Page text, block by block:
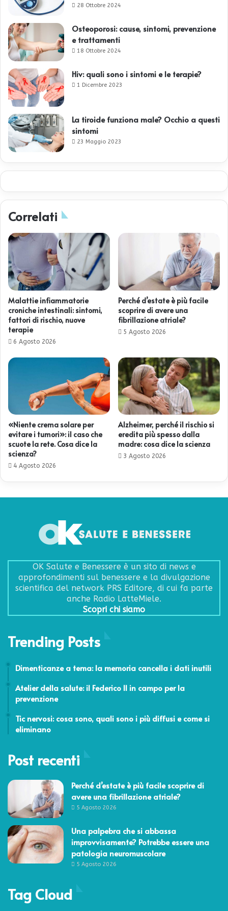
28 Ottobre 2024
Osteoporosi: cause, sintomi, prevenzione
e trattamenti
18 Ottobre 2024
Hiv: quali sono i sintomi e le terapie?
1 Dicembre 2023
La tiroide funziona male? Occhio a questi
sintomi
23 Maggio 2023
Correlati
Malattie infiammatorie
croniche intestinali: sintomi,
fattori di rischio, nuove
terapie
6 Agosto 2026
Perché d’estate è più facile
scoprire di avere una
fibrillazione atriale?
5 Agosto 2026
«Niente crema solare per
evitare i tumori»: il caso che
scuote la rete. Cosa dice la
scienza?
4 Agosto 2026
Alzheimer, perché il rischio si
eredita più spesso dalla
madre: cosa dice la scienza
3 Agosto 2026
OK Salute e Benessere è un sito di news e
approfondimenti sul benessere e la divulgazione
scientifica del network PRS Editore, di cui fa parte
anche Radio LatteMiele.
Scopri chi siamo
Trending Posts
Dimenticanze a tema: la memoria cancella i dati inutili
Atelier della salute: il Federico II in campo per la
prevenzione
Tic nervosi: cosa sono, quali sono i più diffusi e come si
eliminano
Post recenti
Perché d’estate è più facile scoprire di
avere una fibrillazione atriale?
5 Agosto 2026
Una palpebra che si abbassa
improvvisamente? Potrebbe essere una
patologia neuromuscolare
5 Agosto 2026
Tag Cloud